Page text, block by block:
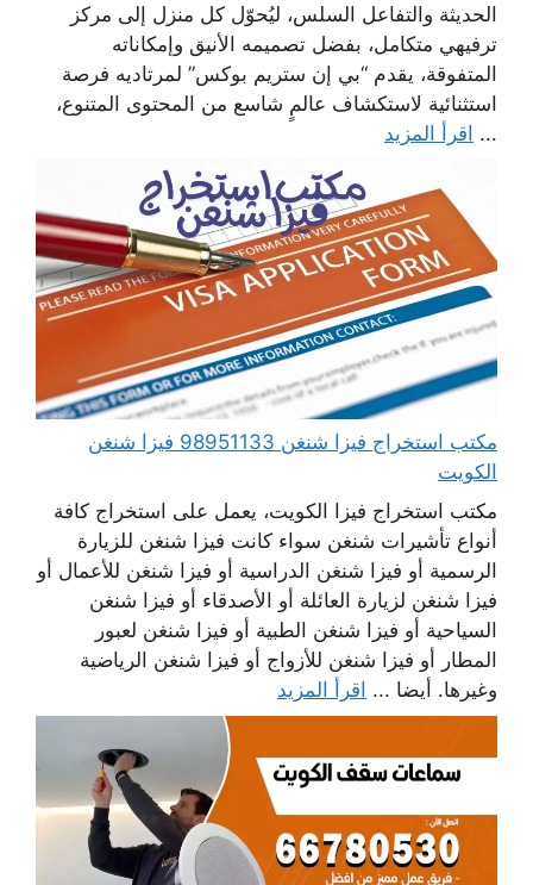
الحديثة والتفاعل السلس، ليُحوّل كل منزل إلى مركز
ترفيهي متكامل، بفضل تصميمه الأنيق وإمكاناته
المتفوقة، يقدم “بي إن ستريم بوكس” لمرتاديه فرصة
استثنائية لاستكشاف عالمٍ شاسع من المحتوى المتنوع،
... اقرأ المزيد
مكتب استخراج فيزا شنغن 98951133 فيزا شنغن
الكويت
مكتب استخراج فيزا الكويت، يعمل على استخراج كافة
أنواع تأشيرات شنغن سواء كانت فيزا شنغن للزيارة
الرسمية أو فيزا شنغن الدراسية أو فيزا شنغن للأعمال أو
فيزا شنغن لزيارة العائلة أو الأصدقاء أو فيزا شنغن
السياحية أو فيزا شنغن الطبية أو فيزا شنغن لعبور
المطار أو فيزا شنغن للأزواج أو فيزا شنغن الرياضية
وغيرها. أيضا ... اقرأ المزيد